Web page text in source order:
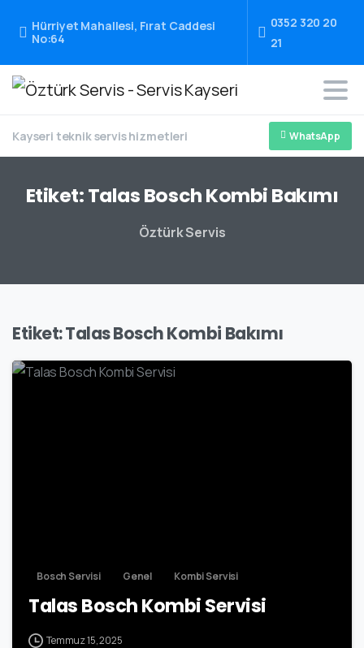
Hürriyet Mahallesi, Fırat Caddesi
No:64
0352 320 20
21
Kayseri teknik servis hizmetleri WhatsApp
Etiket:TalasBoschKombiBakımı
Öztürk Servis
Etiket:Talas Bosch Kombi Bakımı
Bosch Servisi Genel Kombi Servisi
Talas Bosch Kombi Servisi
Temmuz 15, 2025